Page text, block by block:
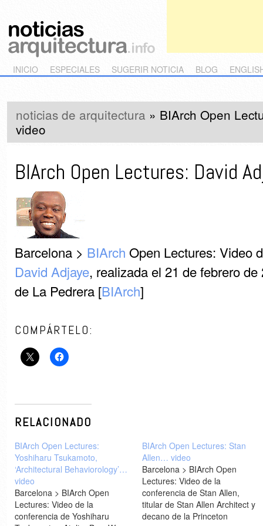
Main menu
Skip to primary content
Skip to secondary content
INICIO ESPECIALES SUGERIR NOTICIA BLOG
noticias de arquitectura » BIArch Open
video
BIArch Open Lectures: David
Barcelona > BIArch Open Lectures: Video
David Adjaye, realizada el 21 de febrero
de La Pedrera [BIArch]
COMPÁRTELO:
RELACIONADO
BIArch Open Lectures:
Yoshiharu Tsukamoto,
‘Architectural Behaviorology’…
video
Barcelona > BIArch Open
Lectures: Video de la
conferencia de Yoshiharu
BIArch Open Lectures: Stan
Allen… video
Barcelona > BIArch Open
Lectures: Video de la
conferencia de Stan Allen,
titular de Stan Allen Architect y
decano de la Princeton